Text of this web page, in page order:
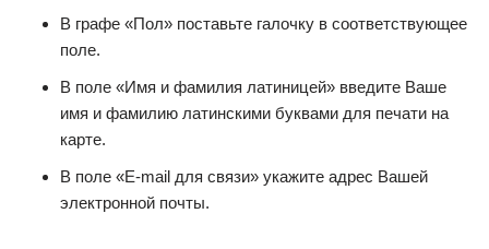
В графе «Пол» поставьте галочку в соответствующее
поле.
В поле «Имя и фамилия латиницей» введите Ваше
имя и фамилию латинскими буквами для печати на
карте.
В поле «E-mail для связи» укажите адрес Вашей
электронной почты.